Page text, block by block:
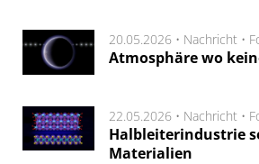
20.05.2026 • Nachricht •
Atmosphäre wo
22.05.2026 • Nachricht •
Halbleiterindustrie
Materialien